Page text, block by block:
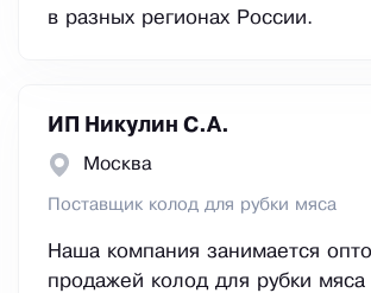
в разных регионах России.
ИП Никулин С.А.
Москва
Поставщик колод для рубки мяса
Наша компания занимается
продажей колод для рубки мяса